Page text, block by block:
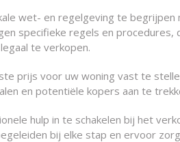
wet- en regelgeving te
specifieke regels en
te verkopen.
prijs voor uw woning vast te
en potentiële kopers aan te
hulp in te schakelen bij het
bij elke stap en ervoor